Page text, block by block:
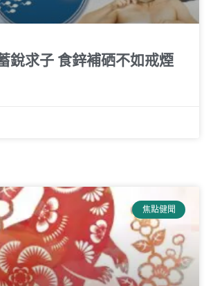
銳求子 食鋅補硒不如戒煙
焦點健聞